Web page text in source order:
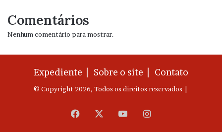
Comentários
Nenhum comentário para mostrar.
Expediente | Sobre o site | Contato
© Copyright 2026, Todos os direitos reservados |
Facebook YouTubeInstagram